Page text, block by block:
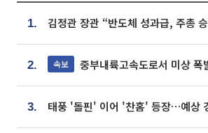
1.
2. 속보 중부내륙고속도로서 미상 폭
3.